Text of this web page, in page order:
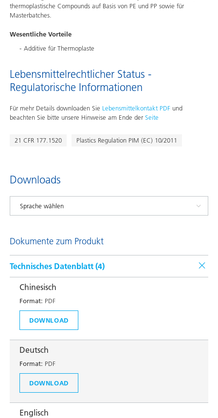
thermoplastische Compounds auf Basis von PE und PP sowie für
Masterbatches.
Wesentliche Vorteile
Additive für Thermoplaste
Lebensmittelrechtlicher Status -
Regulatorische Informationen
Für mehr Details downloaden Sie Lebensmittelkontakt PDF und
beachten Sie bitte unsere Hinweise am Ende der Seite
21 CFR 177.1520 Plastics Regulation PIM (EC) 10/2011
Downloads
Dokumente zum Produkt
Technisches Datenblatt (4)
Chinesisch
Format: PDF
DOWNLOAD
Deutsch
Format: PDF
DOWNLOAD
Englisch